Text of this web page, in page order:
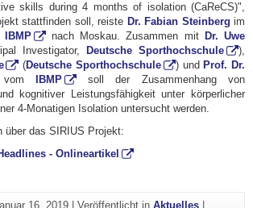
skills during 4 months of isolation (CaReCS)",
stattfinden soll, reiste Dr. Fabian Steinberg im
IBMP nach Moskau. Zusammen mit Dr. Uwe
Investigator, Deutsche Sporthochschule
),
(Deutsche Sporthochschule ) und Prof. Dr.
IBMP
soll der Zusammenhang von
kognitiver Leistungsfähigkeit unter körperlicher
4-Monatigen Isolation untersucht werden.
über das SIRIUS Projekt:
- Onlineartikel
16, 2019| Veröffentlicht in Aktuelles|